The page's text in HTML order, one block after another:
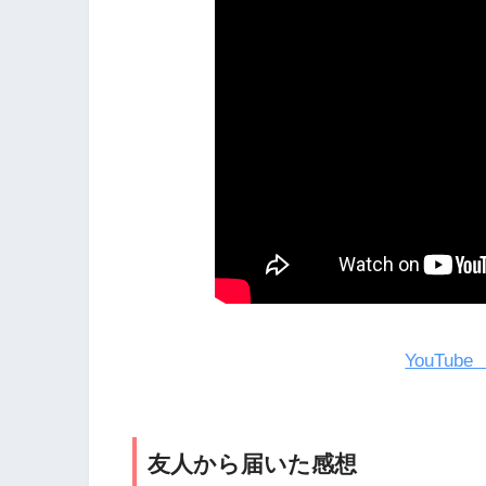
友人から届いた感想